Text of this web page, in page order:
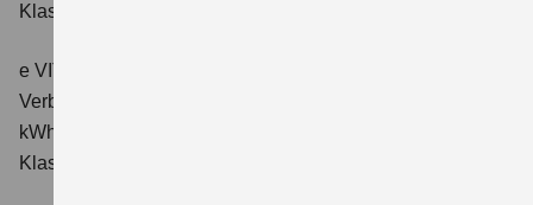
Klasse: A.
e VITARA eAxle ALLGRIP-e Comfort+ (61 kWh-Batterie)
Verbrauchswerte: Energieverbrauch kombiniert: 16,6
kWh/100 km; CO₂-Emissionen kombiniert: 0 g/km; CO₂-
Klasse: A.